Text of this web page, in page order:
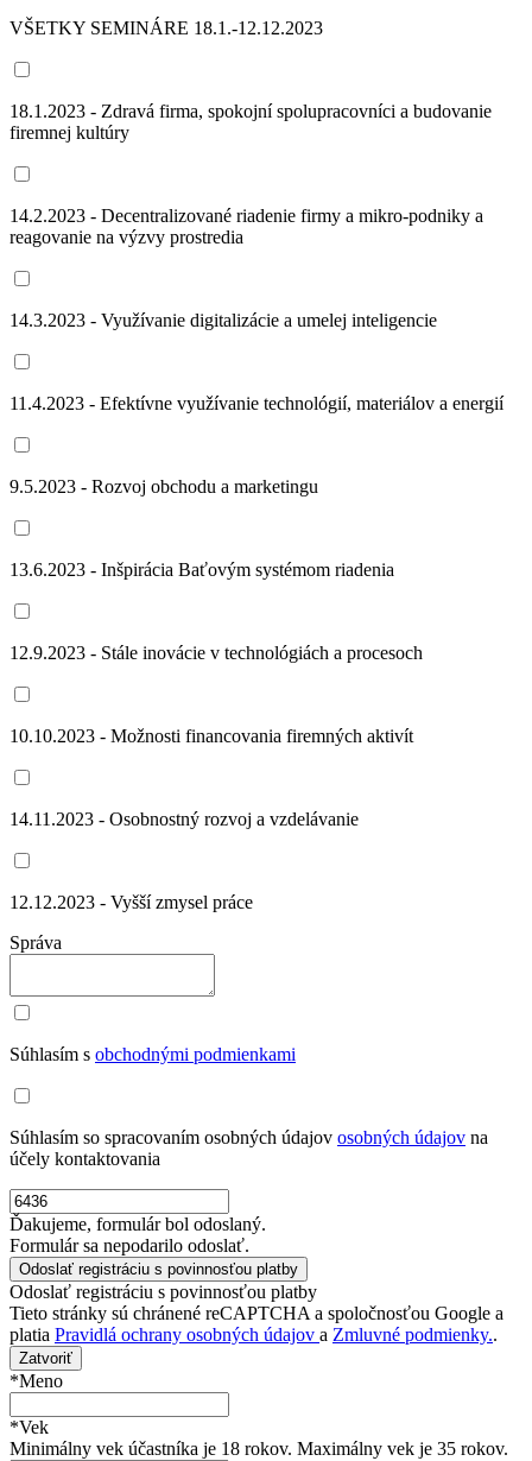
VŠETKY SEMINÁRE 18.1.-12.12.2023
18.1.2023 - Zdravá firma, spokojní spolupracovníci a budovanie
firemnej kultúry
14.2.2023 - Decentralizované riadenie firmy a mikro-podniky a
reagovanie na výzvy prostredia
14.3.2023 - Využívanie digitalizácie a umelej inteligencie
11.4.2023 - Efektívne využívanie technológií, materiálov a energií
9.5.2023 - Rozvoj obchodu a marketingu
13.6.2023 - Inšpirácia Baťovým systémom riadenia
12.9.2023 - Stále inovácie v technológiách a procesoch
10.10.2023 - Možnosti financovania firemných aktivít
14.11.2023 - Osobnostný rozvoj a vzdelávanie
12.12.2023 - Vyšší zmysel práce
Správa
Súhlasím s obchodnými podmienkami
Súhlasím so spracovaním osobných údajov osobných údajov na
účely kontaktovania
Ďakujeme, formulár bol odoslaný.
Formulár sa nepodarilo odoslať.
Odoslať registráciu s povinnosťou platby
Tieto stránky sú chránené reCAPTCHA a spoločnosťou Google a
platia Pravidlá ochrany osobných údajov a Zmluvné podmienky..
Zatvoriť
*Meno
*Vek
Minimálny vek účastníka je 18 rokov. Maximálny vek je 35 rokov.